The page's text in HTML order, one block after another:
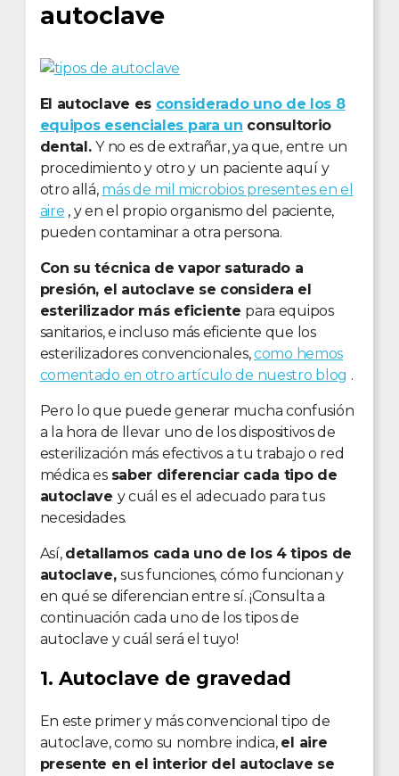
autoclave
El autoclave es considerado uno de los 8
equipos esenciales para un consultorio
dental.Y no es de extrañar, ya que, entre un
procedimiento y otro y un paciente aquí y
otro allá, más de mil microbios presentes en el
aire , y en el propio organismo del paciente,
pueden contaminar a otra persona.
Con su técnica de vapor saturado a
presión, el autoclave se considera el
esterilizador más eficiente para equipos
sanitarios, e incluso más eficiente que los
esterilizadores convencionales,como hemos
comentado en otro artículo de nuestro blog .
Pero lo que puede generar mucha confusión
a la hora de llevar uno de los dispositivos de
esterilización más efectivos a tu trabajo o red
médica es saber diferenciar cada tipo de
autoclave y cuál es el adecuado para tus
necesidades.
Así, detallamos cada uno de los 4 tipos de
autoclave,sus funciones, cómo funcionan y
en qué se diferencian entre sí. ¡Consulta a
continuación cada uno de los tipos de
autoclave y cuál será el tuyo!
1. Autoclave de gravedad
En este primer y más convencional tipo de
autoclave, como su nombre indica, el aire
presente en el interior del autoclave se